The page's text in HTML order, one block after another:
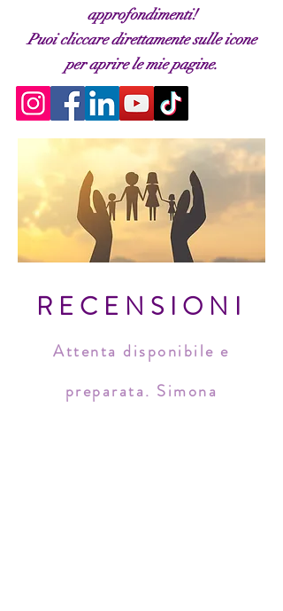
approfondimenti!
Puoi cliccare direttamente sulle icone
per aprire le mie pagine.
RECENSIONI
Attenta disponibile e
preparata. Simona